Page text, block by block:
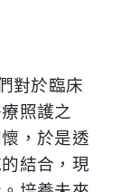
對於臨床
照護之
，於是透
結合，現